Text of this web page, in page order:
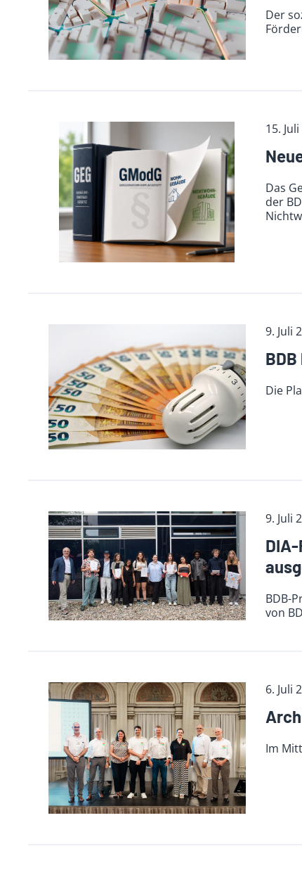
Der
15.
Das
der
9. Juli
Die
9. Juli
BDB-
von
6. Juli
Im